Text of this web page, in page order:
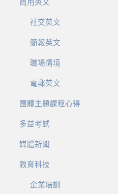
商用英文
社交英文
簡報英文
職場情境
電郵英文
團體主題課程心得
多益考試
媒體新聞
教育科技
企業培訓